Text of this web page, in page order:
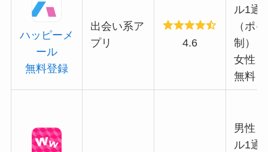
ハッピーメ
ール
無料登録
出会い系ア
プリ
4.6
ル1通
（ポ
制）
女性
無料
男性
ル1通